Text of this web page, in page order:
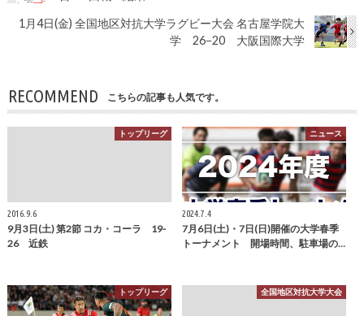
1月4日(金) 全国地区対抗大学ラグビー大会 名古屋学院大
学 26−20 大阪国際大学
RECOMMEND こちらの記事も人気です。
トップリーグ
2016.9.6
9月3日(土) 第2節 コカ・コーラ 19-
26 近鉄
ニュース
2024.7.4
7月6日(土)・7日(日)開催の大学春季
トーナメント 開場時間、駐車場の…
トップリーグ 全国地区対抗大学大会